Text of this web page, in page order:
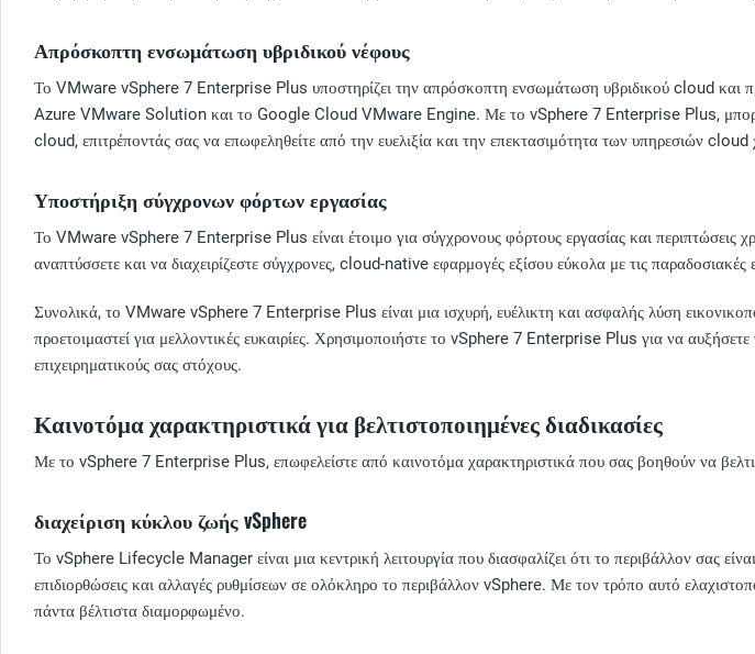
Απρόσκοπτη ενσωμάτωση υβριδικού νέφους
Το VMware vSphere 7 Enterprise Plus υποστηρίζει την απρόσκοπτη ενσωμάτωση υβριδικού cloud και
Azure VMware Solution και το Google Cloud VMware Engine. Με το vSphere 7 Enterprise Plus,
cloud, επιτρέποντάς σας να επωφεληθείτε από την ευελιξία και την επεκτασιμότητα των υπηρεσιών
Υποστήριξη σύγχρονων φόρτων εργασίας
Το VMware vSphere 7 Enterprise Plus είναι έτοιμο για σύγχρονους φόρτους εργασίας και
αναπτύσσετε και να διαχειρίζεστε σύγχρονες, cloud-native εφαρμογές εξίσου εύκολα με τις
Συνολικά, το VMware vSphere 7 Enterprise Plus είναι μια ισχυρή, ευέλικτη και ασφαλής λύση
προετοιμαστεί για μελλοντικές ευκαιρίες. Χρησιμοποιήστε το vSphere 7 Enterprise Plus για να
επιχειρηματικούς σας στόχους.
Καινοτόμα χαρακτηριστικά για βελτιστοποιημένες διαδικασίες
Με το vSphere 7 Enterprise Plus, επωφελείστε από καινοτόμα χαρακτηριστικά που σας βοηθούν να
διαχείριση κύκλου ζωής vSphere
Το vSphere Lifecycle Manager είναι μια κεντρική λειτουργία που διασφαλίζει ότι το περιβάλλον σας
επιδιορθώσεις και αλλαγές ρυθμίσεων σε ολόκληρο το περιβάλλον vSphere. Με τον τρόπο αυτό
πάντα βέλτιστα διαμορφωμένο.